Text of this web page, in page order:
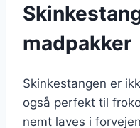
madpakker
Skinkestangen er
også perfekt til
nemt laves i